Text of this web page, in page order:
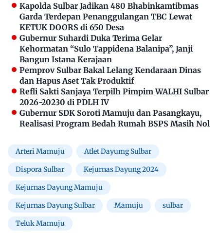
Kapolda Sulbar Jadikan 480 Bhabinkamtibmas
Garda Terdepan Penanggulangan TBC Lewat
KETUK DOORS di 650 Desa
Gubernur Suhardi Duka Terima Gelar
Kehormatan “Sulo Tappidena Balanipa”, Janji
Bangun Istana Kerajaan
Pemprov Sulbar Bakal Lelang Kendaraan Dinas
dan Hapus Aset Tak Produktif
Refli Sakti Sanjaya Terpilh Pimpim WALHI Sulbar
2026-20230 di PDLH IV
Gubernur SDK Soroti Mamuju dan Pasangkayu,
Realisasi Program Bedah Rumah BSPS Masih Nol
Arteri Mamuju Atlet Dayumg Sulbar
Dispora Sulbar Kejurnas Dayung 2024
Kejurnas Dayung Mamuju
Kejurnas Dayung Sulbar Mamuju sulbar
Teluk Mamuju